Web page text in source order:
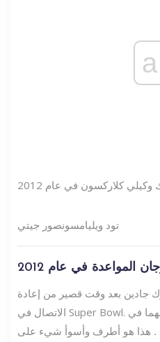
كلاركسون في عام 2012
تود ويليامسونصور جيتي
جادين بعد وقت قصير من إعادة
الاتصال في Super Bowl. قالت إنهما ذهبا في أول موعد لهما في
. هذا هو أطرف وأسوأ شيء على